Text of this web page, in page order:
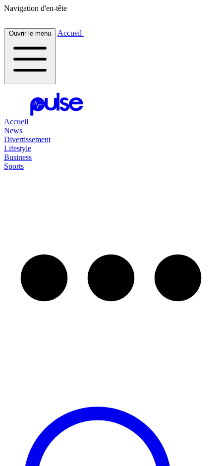
Navigation d'en-tête
Ouvrir le menu Accueil
Accueil
News
Divertissement
Lifestyle
Business
Sports